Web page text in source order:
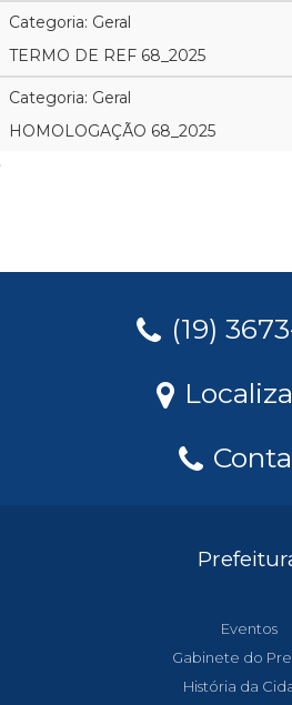
Categoria: Geral
TERMO DE REF 68_2025
Categoria: Geral
HOMOLOGAÇÃO 68_2025
(19)
Eventos
Gabinete do
História da